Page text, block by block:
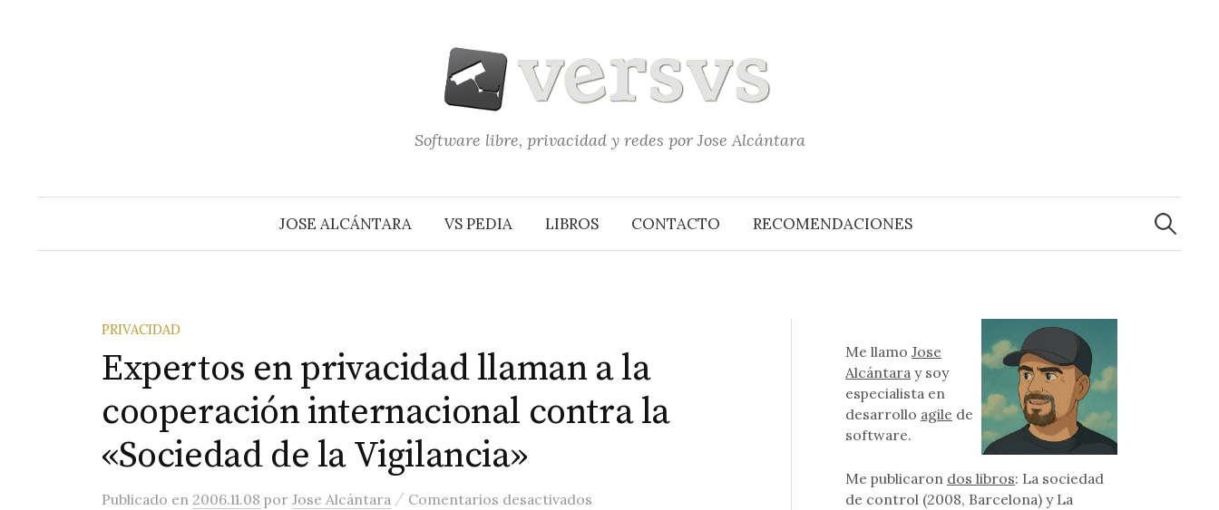
Software libre, privacidad y redes por Jose Alcántara
JOSE ALCÁNTARA VS PEDIA LIBROS CONTACTO RECOMENDACIONES
Buscar:
PRIVACIDAD
Expertos en privacidad llaman a la
cooperación internacional contra la
«Sociedad de la Vigilancia»
Publicado en 2006.11.08 por Jose Alcántara / Comentarios desactivados en Expertos en privacidad llaman a la cooperación internacional contra la «Sociedad de la
Me llamoJose
Alcántara y soy
especialista en
desarrollo agile de
software.
Me publicaron dos libros: La sociedad
de control (2008, Barcelona) y La